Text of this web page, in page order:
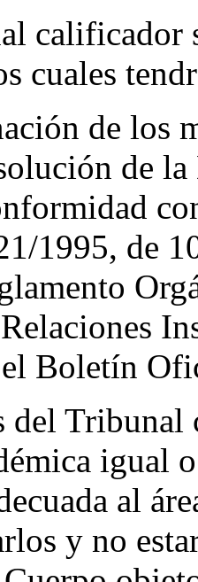
calificador
cuales
de los
de
1995, de
Boletín
del Tribunal
igual
al
y no